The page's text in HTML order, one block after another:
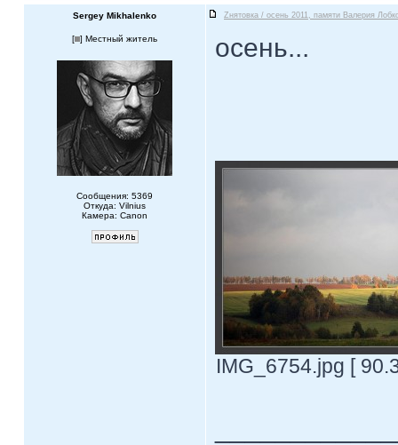
Sergey Mikhalenko Zнятовка / осень 2011, памяти Валерия
[ ] Местный житель
Сообщения: 5369
Откуда: Vilnius
Камера: Canon
осень...
IMG_6754.jpg [